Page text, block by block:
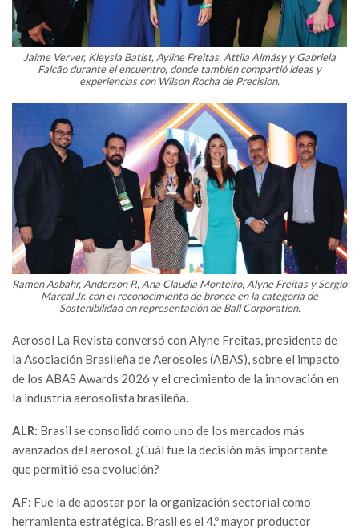
Jaime Verver, Kleysla Batist, Ayline Freitas, Attila Almásy y Gabriela
Falcão durante el encuentro, donde también compartió ideas y
experiencias con Wilson Rocha de Precision.
Ramon Asbahr, Anderson P., Ana Claudia Monteiro, Alyne Freitas y Sergio
Marçal Jr. con el reconocimiento de bronce en la categoría de
Sostenibilidad en representación de Ball Corporation.
Aerosol La Revista conversó con Alyne Freitas, presidenta de
la Asociación Brasileña de Aerosoles (ABAS), sobre el impacto
de los ABAS Awards 2026 y el crecimiento de la innovación en
la industria aerosolista brasileña.
ALR: Brasil se consolidó como uno de los mercados más
avanzados del aerosol. ¿Cuál fue la decisión más importante
que permitió esa evolución?
AF: Fue la de apostar por la organización sectorial como
herramienta estratégica. Brasil es el 4.º mayor productor